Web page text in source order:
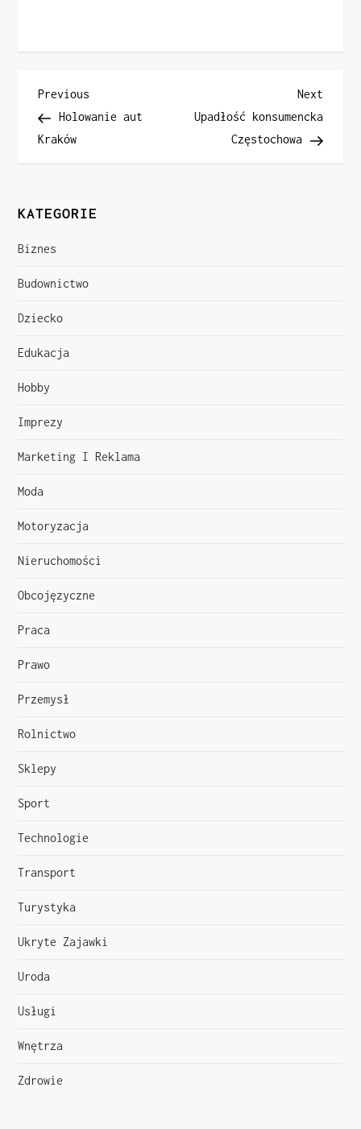
N
a
i
g
a
c
j
a
w
p
i
s
u
Previous
Post
Previous
Holowanie aut
Kraków
Next
Post
Next
Upadłość konsumencka
Częstochowa
KATEGORIE
Biznes
Budownictwo
Dziecko
Edukacja
Hobby
Imprezy
Marketing I Reklama
Moda
Motoryzacja
Nieruchomości
Obcojęzyczne
Praca
Prawo
Przemysł
Rolnictwo
Sklepy
Sport
Technologie
Transport
Turystyka
Ukryte Zajawki
Uroda
Usługi
Wnętrza
Zdrowie